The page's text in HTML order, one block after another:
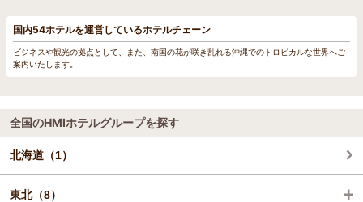
国内54ホテルを運営しているホテルチェーン
ビジネスや観光の拠点として、また、南国の花が咲き乱れる沖縄でのトロピカルな世界へご
案内いたします。
全国のHMIホテルグループを探す
北海道（1）
東北（8）